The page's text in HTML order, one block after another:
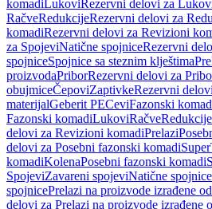
komadiLukoviRezervni delovi za
RačveRedukcijeRezervni delovi za
komadiRezervni delovi za Revizioni
za SpojeviNatične spojniceRezervni
spojniceSpojnice sa steznim klještima
proizvodaPriborRezervni delovi za
obujmiceČepoviZaptivkeRezervni
materijalGeberit PECeviFazonski
Fazonski komadiLukoviRačveRedukcije
delovi za Revizioni komadiPrelazi
delovi za Posebni fazonski komadi
komadiKolenaPosebni fazonski komadi
SpojeviZavareni spojeviNatične spojnice
spojnicePrelazi na proizvode izrađene
delovi za Prelazi na proizvode izrađene